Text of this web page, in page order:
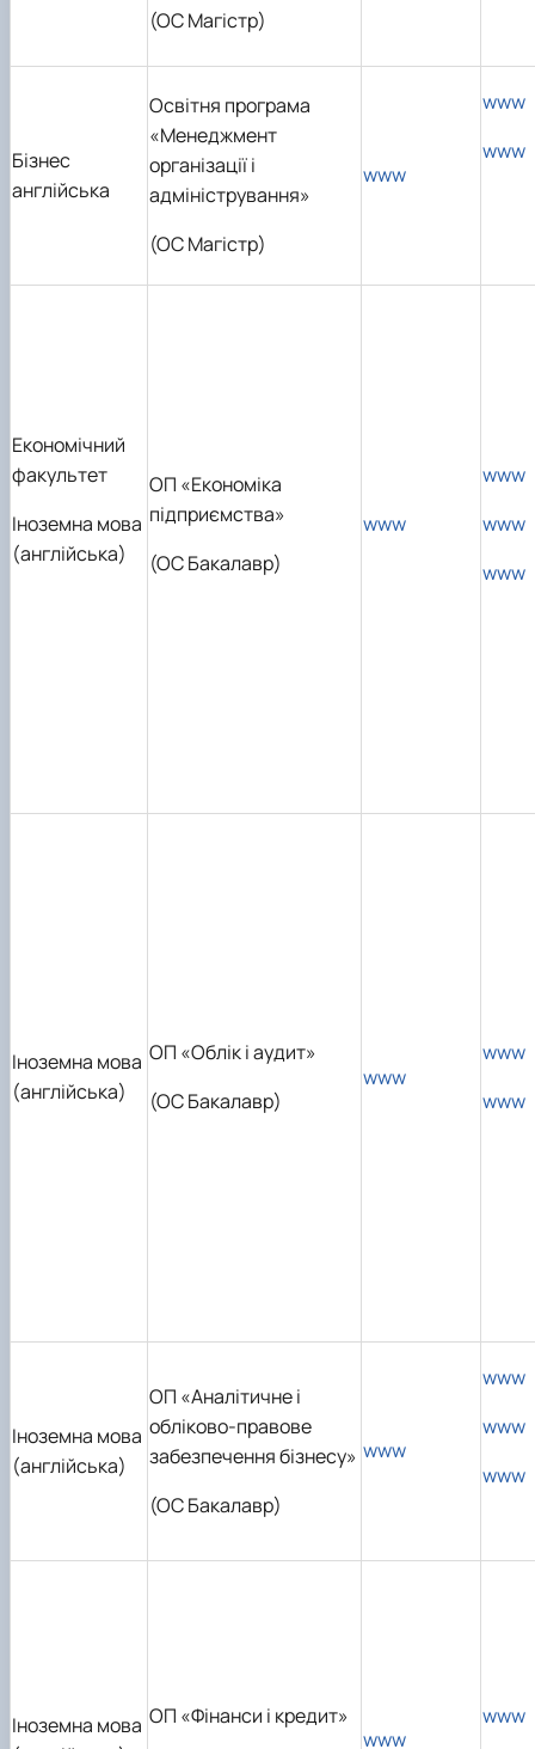
(ОС Магістр)
Бізнес
англійська
Освітня програма
«Менеджмент
організації і
адміністрування»
(ОС Магістр)
www
www
www
Економічний
факультет
Іноземна мова
(англійська)
ОП «Економіка
підприємства»
(ОС Бакалавр)
www
www
www
www
Іноземна мова
(англійська)
ОП «Облік і аудит»
(ОС Бакалавр)
www
www
www
Іноземна мова
(англійська)
ОП «Аналітичне і
обліково-правове
забезпечення бізнесу»
(ОС Бакалавр)
www
www
www
www
Іноземна мова ОП «Фінанси і кредит»
www
www